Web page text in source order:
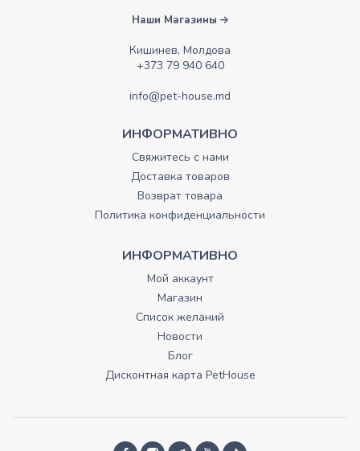
Наши Магазины
Кишинев, Молдова
+373 79 940 640
info@pet-house.md
ИНФОРМАТИВНО
Свяжитесь с нами
Доставка товаров
Возврат товара
Политика конфиденциальности
ИНФОРМАТИВНО
Мой аккаунт
Магазин
Список желаний
Новости
Блог
Дисконтная карта PetHouse